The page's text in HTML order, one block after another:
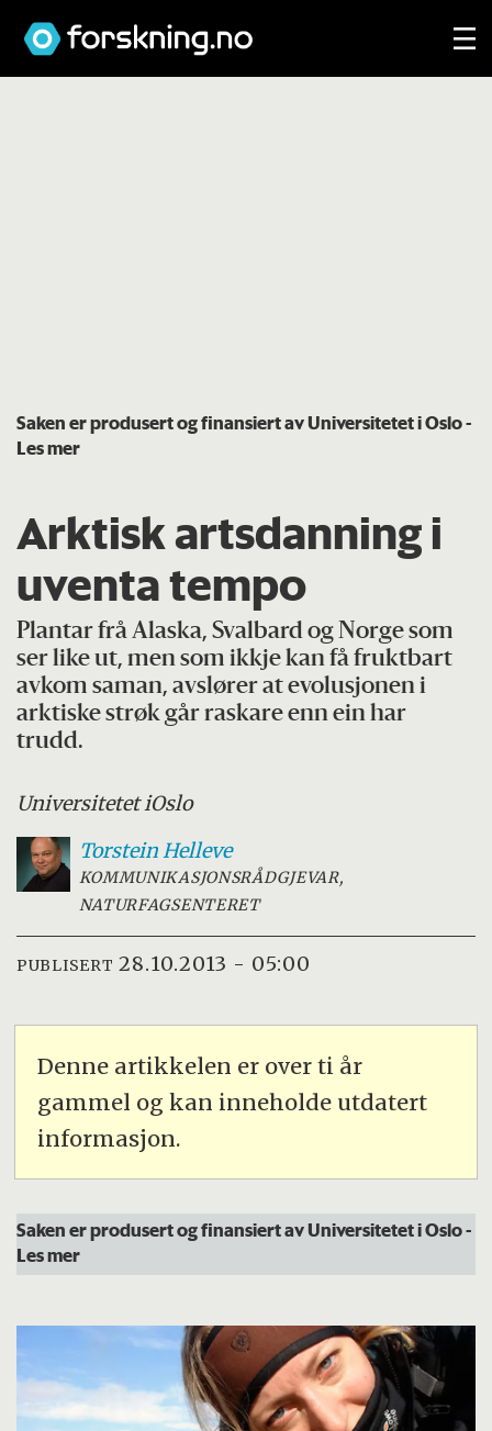
Saken er produsert og finansiert av Universitetet i Oslo-
Les mer
Arktisk artsdanning i
uventa tempo
Plantar frå Alaska, Svalbard og Norge som
ser like ut, men som ikkje kan få fruktbart
avkom saman, avslører at evolusjonen i
arktiske strøk går raskare enn ein har
trudd.
Universitetet iOslo
TorsteinHelleve
KOMMUNIKASJONSRÅDGJEVAR,
NATURFAGSENTERET
PUBLISERT 28.10.2013 - 05:00
Denne artikkelen er over ti år
gammel og kan inneholde utdatert
informasjon.
Saken er produsert og finansiert av Universitetet i Oslo-
Les mer